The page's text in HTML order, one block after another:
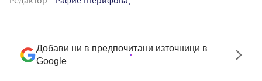
Добави ни в предпочитани източници в
Google